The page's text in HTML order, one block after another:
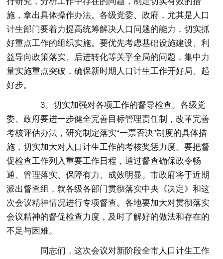
施，拿出具体操作办法。各级党委、政府，尤其是人口
计生部门要着力提高统筹解决人口问题的能力，切实抓
好重点工作的组织实施。要优先考虑基础设施建设、利
益导向政策落实、后进转化等关乎全局的问题，集中力
量实施重点突破，确保新时期人口计生工作开好局、起
好步。
3。切实加强对各项工作的督导检查。各级党
委、政府要进一步健全完善目标管理责任制，改革完善
考核评估办法，研究制定落实“一票否决”制度的具体措
施，切实加大对人口计生工作的考核奖惩力度。要把督
促检查工作列入重要工作日程，通过督查确保政令畅
通、管理落实、保障有力、成效明显。市政府将于近期
派出督查组，就各级各部门贯彻落实中央《决定》和这
次会议精神情况进行专项督查。各地要加大对贯彻落实
会议精神的督促检查力度，及时了解好的做法和存在的
不足与困难。
同志们，这次会议对新阶段全市人口计生工作